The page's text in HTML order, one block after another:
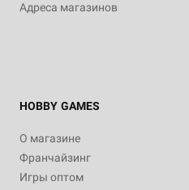
Адреса магазинов
HOBBY GAMES
О магазине
Франчайзинг
Игры оптом